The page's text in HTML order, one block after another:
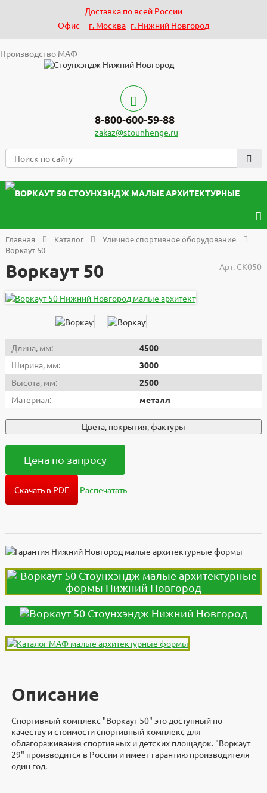
Доставка по всей России
Офис - г. Москва г. Нижний Новгород
Производство МАФ
8-800-600-59-88
zakaz@stounhenge.ru
Главная Каталог
Уличное спортивное оборудование
Воркаут 50
Арт. СК050
Воркаут 50
Длина, мм:
4500
Ширина, мм:
3000
Высота, мм:
2500
Материал:
металл
Цвета, покрытия, фактуры
Цена по запросу
Скачать в PDF Распечатать
Описание
Спортивный комплекс "Воркаут 50" это доступный по
качеству и стоимости спортивный комплекс для
облагораживания спортивных и детских площадок. "Воркаут
29" производится в России и имеет гарантию производителя
один год.